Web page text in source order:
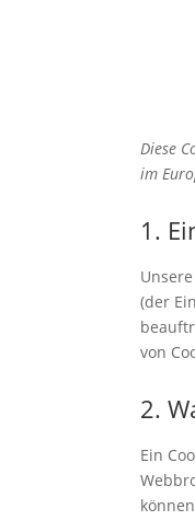
Diese
im
1.
(der
von
2.
Ein